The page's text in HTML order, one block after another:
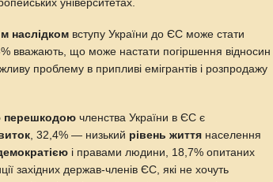
університетах.
наслідком вступу України до ЄС може стати
вважають, що може настати погіршення відносин
проблему в припливі емігрантів і розпродажу
перешкодою членства України в ЄС є
, 32,4% — низький рівень життя населення
і правами людини, 18,7% опитаних
західних держав-членів ЄС, які не хочуть